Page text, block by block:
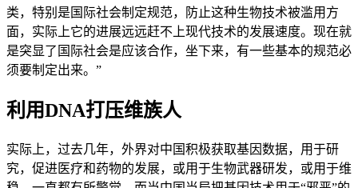
类，特别是国际社会制定规范，防止这种生物技术被滥用方
面，实际上它的进展远远赶不上现代技术的发展速度。现在就
是突显了国际社会是应该合作，坐下来，有一些基本的规范必
须要制定出来。”
利用DNA打压维族人
实际上，过去几年，外界对中国积极获取基因数据，用于研
究，促进医疗和药物的发展，或用于生物武器研发，或用于维